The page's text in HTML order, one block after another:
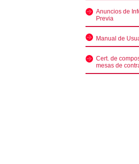
Anuncios de
Previa
Manual de
Cert. de
mesas de